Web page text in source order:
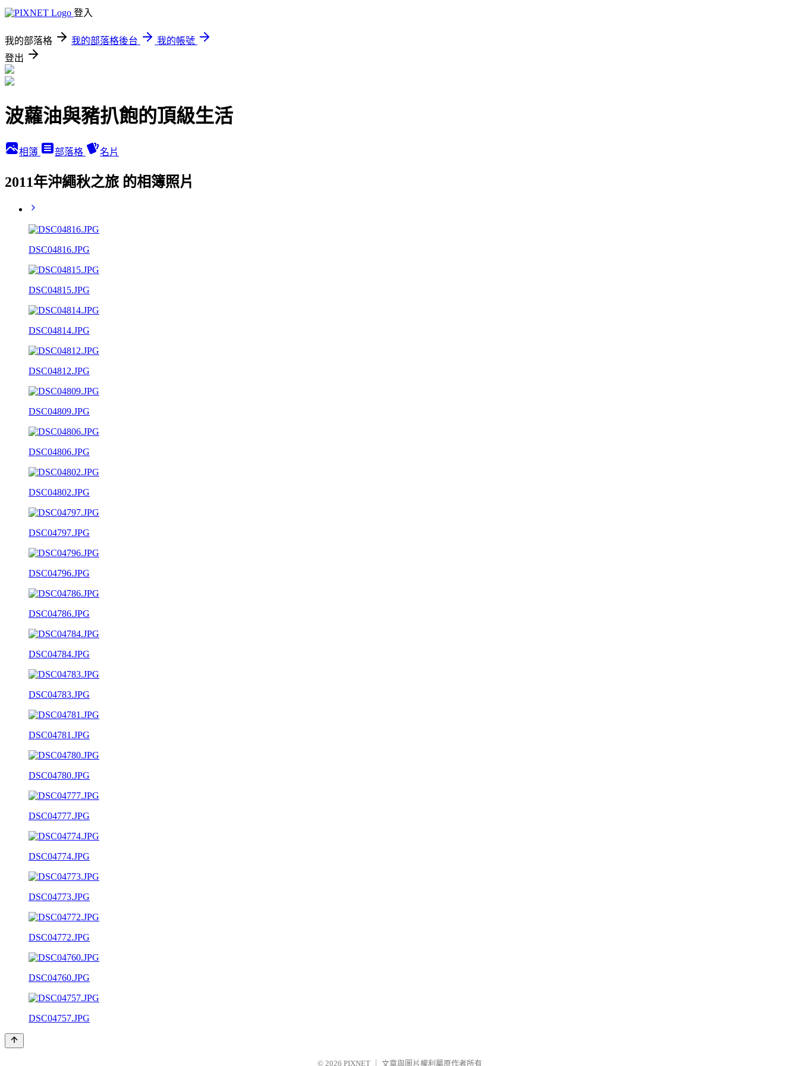
登入
我的部落格 我的部落格後台
我的帳號
登出
波蘿油與豬扒飽的頂級生活
相簿 部落格 名片
2011年沖繩秋之旅 的相簿照片
DSC04816.JPG
DSC04815.JPG
DSC04814.JPG
DSC04812.JPG
DSC04809.JPG
DSC04806.JPG
DSC04802.JPG
DSC04797.JPG
DSC04796.JPG
DSC04786.JPG
DSC04784.JPG
DSC04783.JPG
DSC04781.JPG
DSC04780.JPG
DSC04777.JPG
DSC04774.JPG
DSC04773.JPG
DSC04772.JPG
DSC04760.JPG
DSC04757.JPG
© 2026 PIXNET 文章與圖片權利屬原作者所有